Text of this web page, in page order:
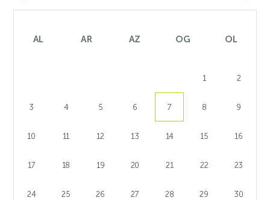
AL AR AZ OG OL
1 2
3 4 5 6 7 8 9
10 11 12 13 14 15 16
17 18 19 20 21 22 23
24 25 26 27 28 29 30